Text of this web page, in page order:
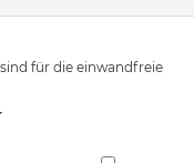
Reisen
für die einwandfreie